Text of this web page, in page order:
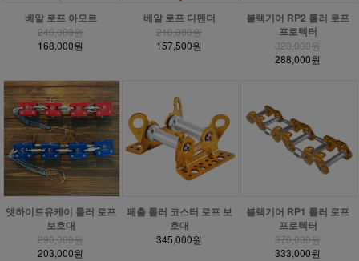
베알 로프 아모르
240,000원
168,000원
베알 로프 디펜더
210,000원
157,500원
블랙기어 RP2 롤러 로프
프로텍터
320,000원
288,000원
앳하이트유케이 롤러 로프
보호대
290,000원
203,000원
페츨 롤러 코스터 로프 보
호대
345,000원
블랙기어 RP1 롤러 로프
프로텍터
370,000원
333,000원